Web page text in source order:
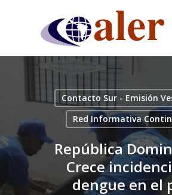
content
Contacto Sur - Emisión
Red Informativa
República
Crece
dengue en el